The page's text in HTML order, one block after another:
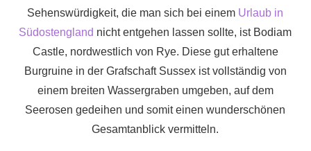
Sehenswürdigkeit, die man sich bei einem Urlaub in
Südostengland nicht entgehen lassen sollte, ist Bodiam
Castle, nordwestlich von Rye. Diese gut erhaltene
Burgruine in der Grafschaft Sussex ist vollständig von
einem breiten Wassergraben umgeben, auf dem
Seerosen gedeihen und somit einen wunderschönen
Gesamtanblick vermitteln.